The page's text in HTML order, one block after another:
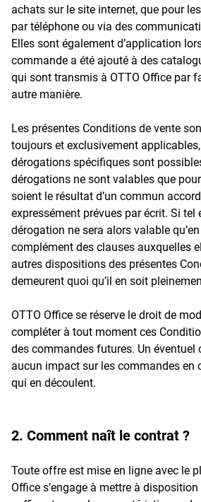
achats sur le site internet, que pour
par téléphone ou via des
Elles sont également d’application
commande a été ajouté à des
qui sont transmis à OTTO Office par
autre manière.
Les présentes Conditions de vente
toujours et exclusivement
dérogations spécifiques sont
dérogations ne sont valables que
soient le résultat d’un commun
expressément prévues par écrit. Si tel
dérogation ne sera alors valable
complément des clauses auxquelles
autres dispositions des présentes
demeurent quoi qu’il en soit
OTTO Office se réserve le droit de
compléter à tout moment ces
des commandes futures. Un éventuel
aucun impact sur les commandes en
qui en découlent.
2. Comment naît le contrat ?
Toute offre est mise en ligne avec le
Office s’engage à mettre à